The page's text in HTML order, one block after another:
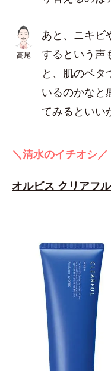
高尾
あと、ニキビ
するという声
と、肌のベタ
いるのかなと
てみるといい
＼清水のイチオシ／
オルビス クリアフ